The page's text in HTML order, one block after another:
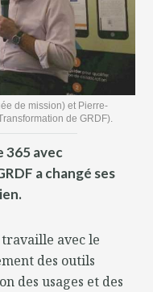
de mission) et Pierre-
de GRDF).
avec
a changé ses
travaille avec le
des outils
des usages et des